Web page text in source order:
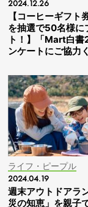
2024.12.26
【コーヒーギフ
を抽選で50名様に
ト！】「Mart白
ンケートにご協力
ライフ・ピープル
2024.04.19
週末アウトドアラ
災の知恵」を親子